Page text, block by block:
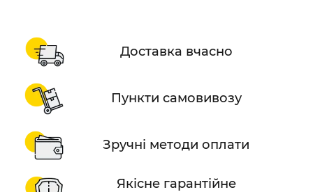
Доставка вчасно
Пункти самовивозу
Зручні методи оплати
Якісне гарантійне